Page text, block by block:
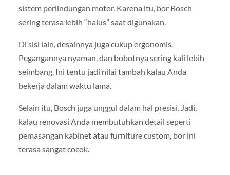
sistem perlindungan motor. Karena itu, bor Bosch
sering terasa lebih “halus” saat digunakan.
Di sisi lain, desainnya juga cukup ergonomis.
Pegangannya nyaman, dan bobotnya sering kali lebih
seimbang. Ini tentu jadi nilai tambah kalau Anda
bekerja dalam waktu lama.
Selain itu, Bosch juga unggul dalam hal presisi. Jadi,
kalau renovasi Anda membutuhkan detail seperti
pemasangan kabinet atau furniture custom, bor ini
terasa sangat cocok.